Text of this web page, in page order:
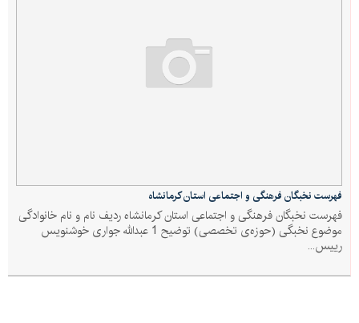
فهرست نخبگان فرهنگی و اجتماعی استان کرمانشاه
فهرست نخبگان فرهنگی و اجتماعی استان کرمانشاه ردیف نام و نام خانوادگی
موضوع نخبگی (حوزه‌ی تخصصی) توضیح 1 عبدالله جواری خوشنویس
رییس...